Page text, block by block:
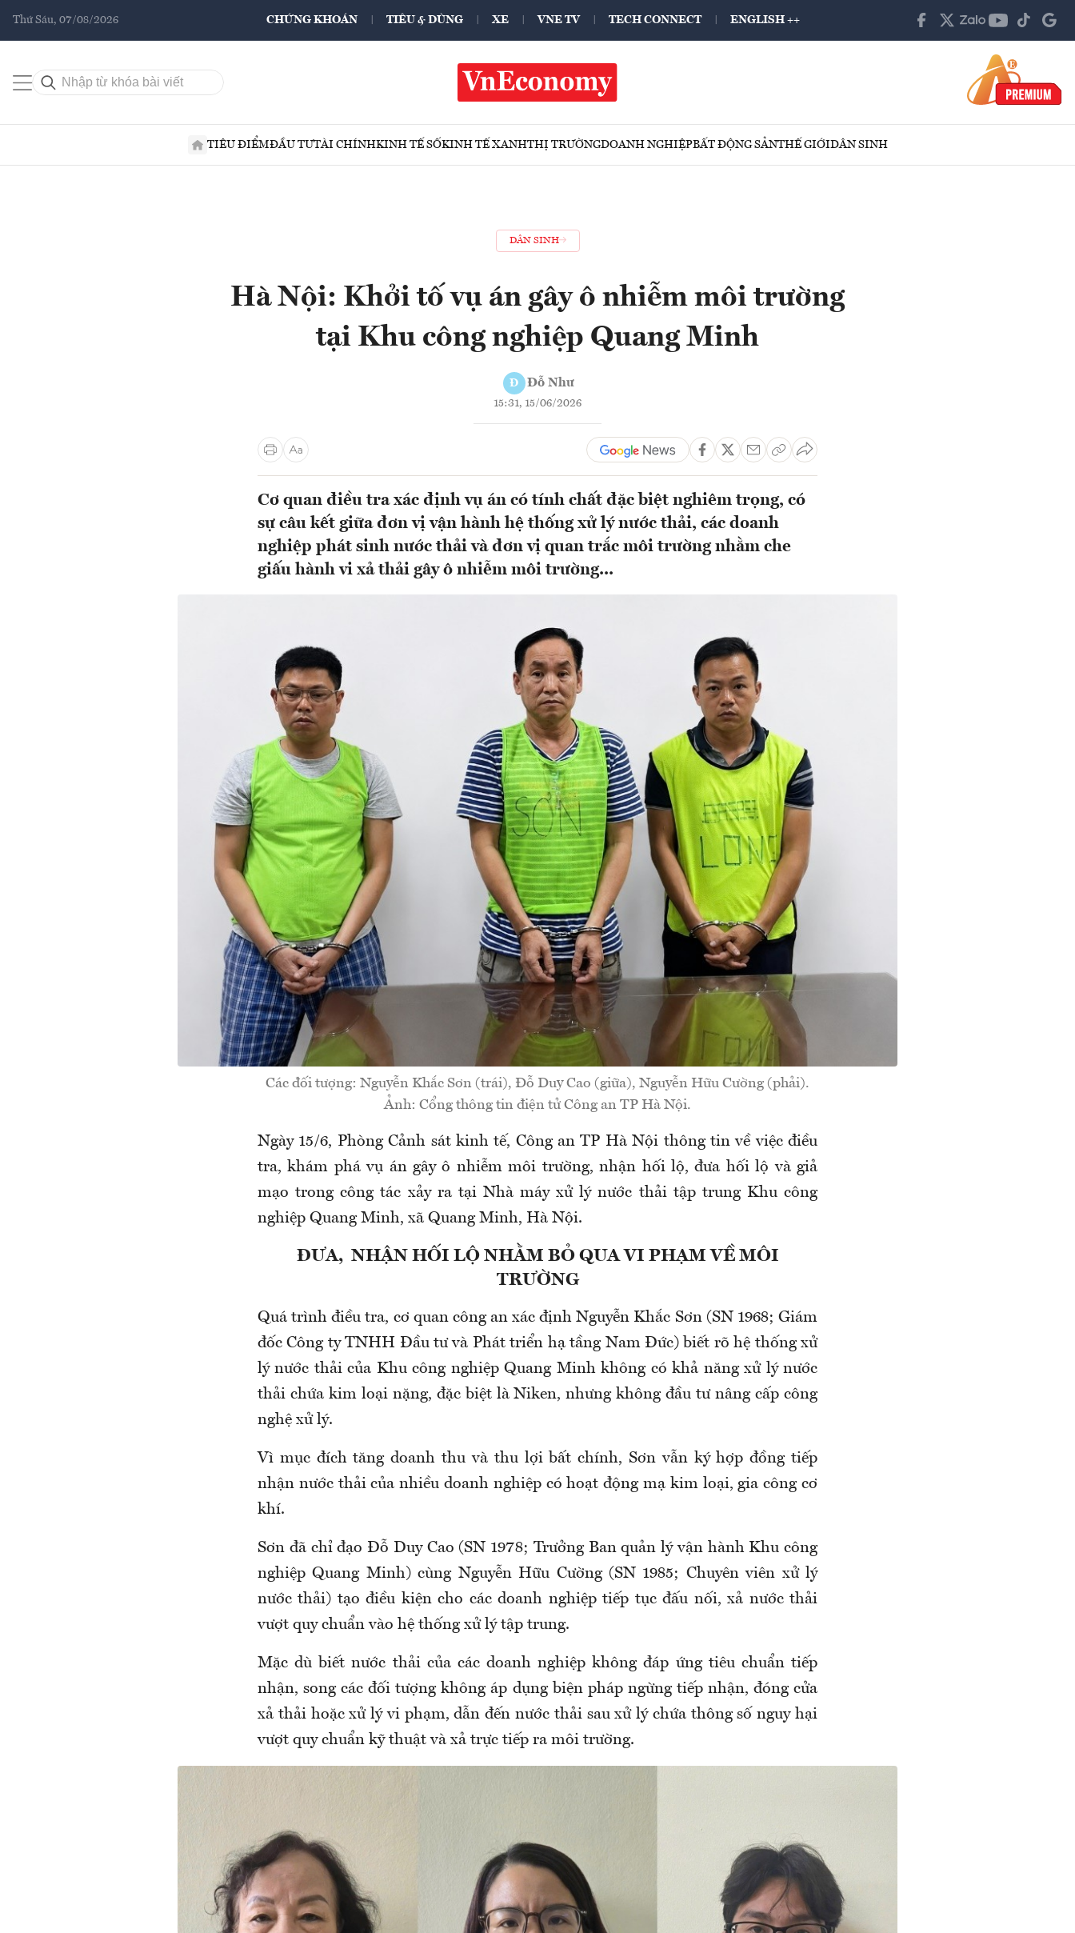
Thứ Sáu, 07/08/2026 CHỨNG KHOÁN TIÊU & DÙNG XE VNE TV TECH CONNECT ENGLISH ++
TIÊU ĐIỂMĐẦU TƯTÀI CHÍNHKINH TẾ SỐKINH TẾ XANHTHỊ TRƯỜNGDOANH NGHIỆPBẤT ĐỘNG SẢNTHẾ GIỚIDÂN SINH
DÂN SINH
Hà Nội: Khởi tố vụ án gây ô nhiễm môi trường
tại Khu công nghiệp Quang Minh
Đ Đỗ Như
15:31, 15/06/2026
Cơ quan điều tra xác định vụ án có tính chất đặc biệt nghiêm trọng, có
sự câu kết giữa đơn vị vận hành hệ thống xử lý nước thải, các doanh
nghiệp phát sinh nước thải và đơn vị quan trắc môi trường nhằm che
giấu hành vi xả thải gây ô nhiễm môi trường...
Các đối tượng: Nguyễn Khắc Sơn (trái), Đỗ Duy Cao (giữa), Nguyễn Hữu Cường (phải).
Ảnh: Cổng thông tin điện tử Công an TP Hà Nội.
Ngày 15/6, Phòng Cảnh sát kinh tế, Công an TP Hà Nội thông tin về việc điều
tra, khám phá vụ án gây ô nhiễm môi trường, nhận hối lộ, đưa hối lộ và giả
mạo trong công tác xảy ra tại Nhà máy xử lý nước thải tập trung Khu công
nghiệp Quang Minh, xã Quang Minh, Hà Nội.
ĐƯA, NHẬN HỐI LỘ NHẰM BỎ QUA VI PHẠM VỀ MÔI
TRƯỜNG
Quá trình điều tra, cơ quan công an xác định Nguyễn Khắc Sơn (SN 1968; Giám
đốc Công ty TNHH Đầu tư và Phát triển hạ tầng Nam Đức) biết rõ hệ thống xử
lý nước thải của Khu công nghiệp Quang Minh không có khả năng xử lý nước
thải chứa kim loại nặng, đặc biệt là Niken, nhưng không đầu tư nâng cấp công
nghệ xử lý.
Vì mục đích tăng doanh thu và thu lợi bất chính, Sơn vẫn ký hợp đồng tiếp
nhận nước thải của nhiều doanh nghiệp có hoạt động mạ kim loại, gia công cơ
khí.
Sơn đã chỉ đạo Đỗ Duy Cao (SN 1978; Trưởng Ban quản lý vận hành Khu công
nghiệp Quang Minh) cùng Nguyễn Hữu Cường (SN 1985; Chuyên viên xử lý
nước thải) tạo điều kiện cho các doanh nghiệp tiếp tục đấu nối, xả nước thải
vượt quy chuẩn vào hệ thống xử lý tập trung.
Mặc dù biết nước thải của các doanh nghiệp không đáp ứng tiêu chuẩn tiếp
nhận, song các đối tượng không áp dụng biện pháp ngừng tiếp nhận, đóng cửa
xả thải hoặc xử lý vi phạm, dẫn đến nước thải sau xử lý chứa thông số nguy hại
vượt quy chuẩn kỹ thuật và xả trực tiếp ra môi trường.